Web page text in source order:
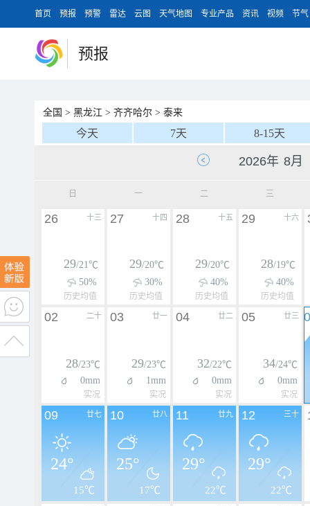
首页 预报 预警 雷达 云图 天气地图 专业产品 资讯 视频 节气
预报
全国 > 黑龙江 > 齐齐哈尔 > 泰来
今天 7天 8-15天
日 一 二 三
十三
26
29/21℃
50%
历史均值
十四
27
29/20℃
30%
历史均值
十五
28
29/20℃
40%
历史均值
十六
29
28/19℃
40%
历史均值
二十
02
28/23℃
0mm
实况
廿一
03
29/23℃
1mm
实况
廿二
04
32/22℃
0mm
实况
廿三
05
34/24℃
0mm
实况
廿七
09
24°
15℃
廿八
10
25°
17℃
廿九
11
29°
22℃
三十
12
29°
22℃